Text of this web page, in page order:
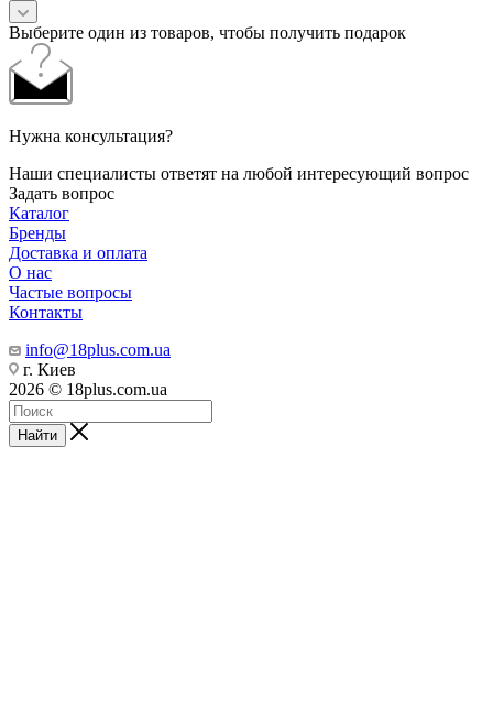
Выберите один из товаров, чтобы получить подарок
Нужна консультация?
Наши специалисты ответят на любой интересующий вопрос
Задать вопрос
Каталог
Бренды
Доставка и оплата
О нас
Частые вопросы
Контакты
info@18plus.com.ua
г. Киев
2026 © 18plus.com.ua
Найти